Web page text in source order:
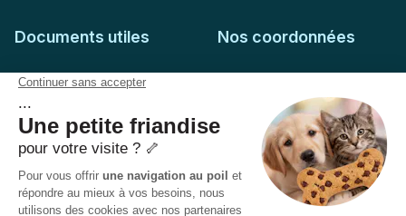
Documents utiles
Feuille de soins
Conditions générales
Politique de confidentialité
Politique des Cookies
Nos coordonnées
51-55 rue Hoche
94767
Ivry-sur-Seine
Pas encore client ?
Mail :
adhesion@assuropoil.com
Tel :
01 77 94 89 02